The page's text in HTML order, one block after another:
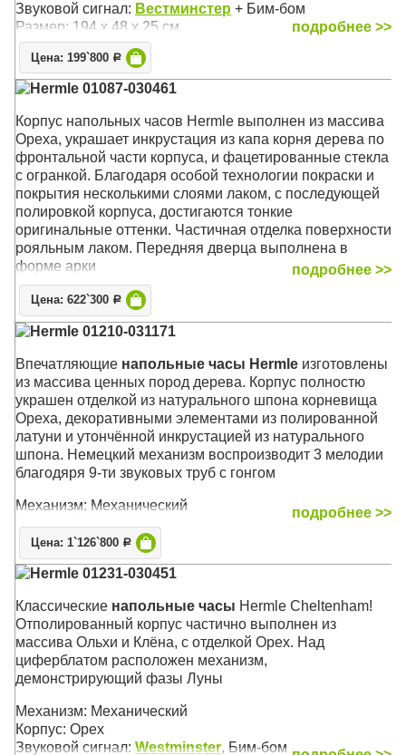
Звуковой сигнал: Вестминстер + Бим-бом
Размер: 194 х 48 х 25 см
подробнее >>
Цена: 199`800 Р
Hermle 01087-030461
Корпус напольных часов Hermle выполнен из массива
Ореха, украшает инкрустация из капа корня дерева по
фронтальной части корпуса, и фацетированные стекла
с огранкой. Благодаря особой технологии покраски и
покрытия несколькими слоями лаком, с последующей
полировкой корпуса, достигаются тонкие
оригинальные оттенки. Частичная отделка поверхности
рояльным лаком. Передняя дверца выполнена в
форме арки
Механизм: Механический
Корпус: Орех
Звуковой сигнал:Вестминстер
подробнее >>
Цена: 622`300 Р
Hermle 01210-031171
Впечатляющие напольные часы Hermle изготовлены
из массива ценных пород дерева. Корпус полностю
украшен отделкой из натурального шпона корневища
Ореха, декоративными элементами из полированной
латуни и утончённой инкрустацией из натурального
шпона. Немецкий механизм воспроизводит 3 мелодии
благодяря 9-ти звуковых труб с гонгом
Механизм: Механический
Корпус: Орех
Звуковой сигнал: Вестминстер
Михаил, Бой
Размер: 222 х 71 х 36 см
подробнее >>
Цена: 1`126`800 Р
Hermle 01231-030451
Классические напольные часы Hermle Cheltenham!
Отполированный корпус частично выполнен из
массива Ольхи и Клёна, с отделкой Орех. Над
циферблатом расположен механизм,
демонстрирующий фазы Луны
Механизм: Механический
Корпус: Орех
Звуковой сигнал: Westminster, Бим-бом